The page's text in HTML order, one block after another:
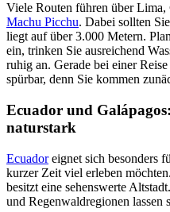
Viele Routen führen über Lima,
Machu Picchu. Dabei sollten
liegt auf über 3.000 Metern.
ein, trinken Sie ausreichend
ruhig an. Gerade bei einer
spürbar, denn Sie kommen
Ecuador und
naturstark
Ecuadoreignet sich besonders
kurzer Zeit viel erleben
besitzt eine sehenswerte
und Regenwaldregionen lassen